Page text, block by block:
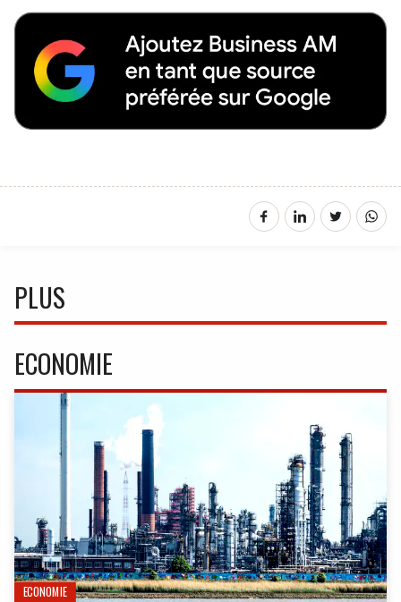
PLUS
ECONOMIE
ECONOMIE